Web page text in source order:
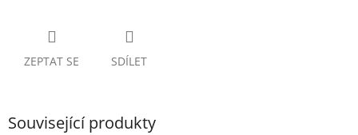
ZEPTAT SE SDÍLET
Související produkty